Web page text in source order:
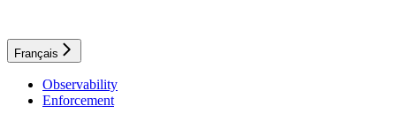
Français
Observability
Enforcement